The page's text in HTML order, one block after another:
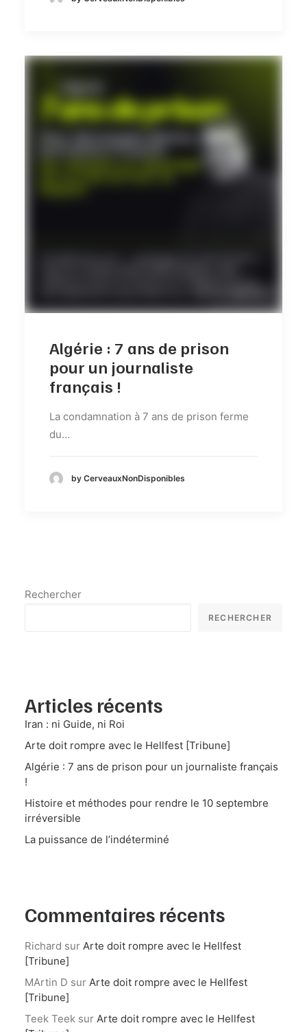
Algérie : 7 ans de prison
pour un journaliste
français !
La condamnation à 7 ans de prison ferme
du…
by CerveauxNonDisponibles
Rechercher
RECHERCHER
Articles récents
Iran : ni Guide, ni Roi
Arte doit rompre avec le Hellfest [Tribune]
Algérie : 7 ans de prison pour un journaliste français
!
Histoire et méthodes pour rendre le 10 septembre
irréversible
La puissance de l’indéterminé
Commentaires récents
Richard sur Arte doit rompre avec le Hellfest
[Tribune]
MArtin D sur Arte doit rompre avec le Hellfest
[Tribune]
Teek Teek sur Arte doit rompre avec le Hellfest